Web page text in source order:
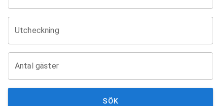
Utcheckning
Antal gäster
SÖK